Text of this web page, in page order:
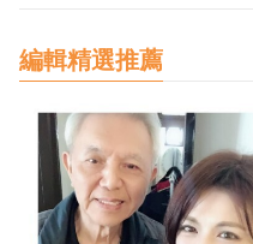
編輯精選推薦